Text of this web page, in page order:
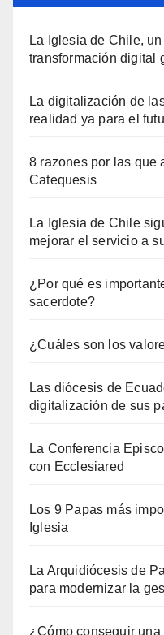
La Iglesia de Chile,
transformación digital
La digitalización de
realidad ya para el
8 razones por las que
Catequesis
La Iglesia de Chile
mejorar el servicio a
¿Por qué es
sacerdote?
¿Cuáles son los
Las diócesis de
digitalización de sus
La Conferencia
con Ecclesiared
Los 9 Papas más
Iglesia
La Arquidiócesis de
para modernizar la
¿Cómo conseguir